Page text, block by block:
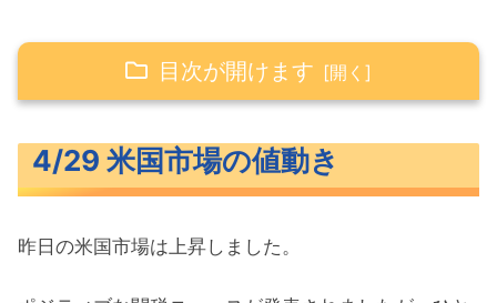
目次が開けます
米主要3指数の値動き
S&P500ヒートマップ
4/29 米国市場の値動き
昨日の米国市場は上昇しました。